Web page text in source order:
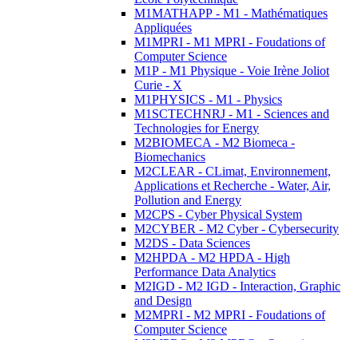
M1MATHAPP - M1 - Mathématiques
Appliquées
M1MPRI - M1 MPRI - Foudations of
Computer Science
M1P - M1 Physique - Voie Irène Joliot
Curie - X
M1PHYSICS - M1 - Physics
M1SCTECHNRJ - M1 - Sciences and
Technologies for Energy
M2BIOMECA - M2 Biomeca -
Biomechanics
M2CLEAR - CLimat, Environnement,
Applications et Recherche - Water, Air,
Pollution and Energy
M2CPS - Cyber Physical System
M2CYBER - M2 Cyber - Cybersecurity
M2DS - Data Sciences
M2HPDA - M2 HPDA - High
Performance Data Analytics
M2IGD - M2 IGD - Interaction, Graphic
and Design
M2MPRI - M2 MPRI - Foudations of
Computer Science